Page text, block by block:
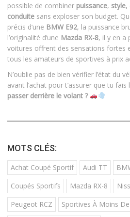
possible de combiner puissance, style,
conduite sans exploser son budget.
précis d’une BMW E92, la puissance
l’originalité d’une Mazda RX-8, il y en a
voitures offrent des sensations fortes
tous les amateurs de sportives à prix
N’oublie pas de bien vérifier l’état du
avant l’achat pour t’assurer que tu
passer derrière le volant ?
MOTS CLÉS:
Achat Coupé Sportif Audi TT
Coupés Sportifs
Mazda RX-8
Peugeot RCZ
Sportives À Moins